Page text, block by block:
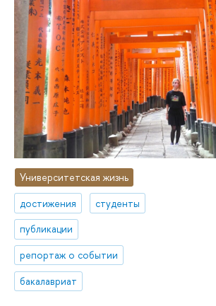
Университетская жизнь
достижения
студенты
публикации
репортаж о событии
бакалавриат